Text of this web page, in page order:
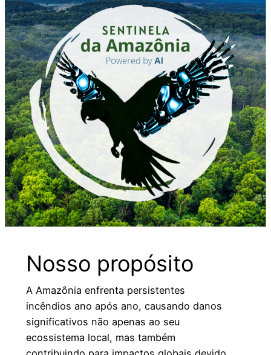
Nosso propósito
A Amazônia enfrenta persistentes
incêndios ano após ano, causando danos
significativos não apenas ao seu
ecossistema local, mas também